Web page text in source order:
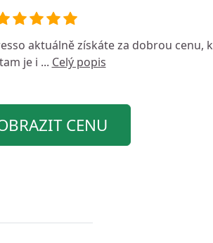
aktuálně získáte za dobrou cenu, k
je i ... Celý popis
CENU